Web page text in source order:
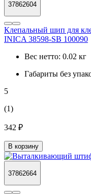
37862604
Клепальный шип для
INICA 38598-SB 100090
Вес нетто: 0.02 кг
Габариты без
5
(1)
342 ₽
В корзину
37862664